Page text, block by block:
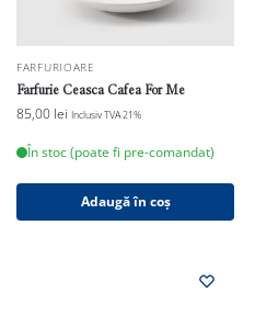
FARFURIOARE
Farfurie Ceasca Cafea For Me
85,00 lei Inclusiv TVA 21%
În stoc (poate fi pre-comandat)
Adaugă în coș